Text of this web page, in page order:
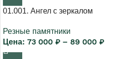
01.001. Ангел с зеркалом
Резные памятники
73 000 ₽ – 89 000 ₽